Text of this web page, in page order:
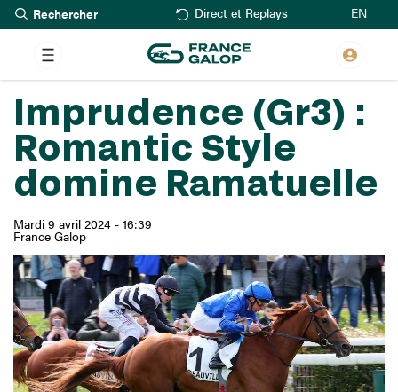
Aller
au
contenu
principal
Rechercher Direct et Replays EN
Imprudence (Gr3) :
Romantic Style
domine Ramatuelle
Mardi 9 avril 2024 - 16:39
France Galop